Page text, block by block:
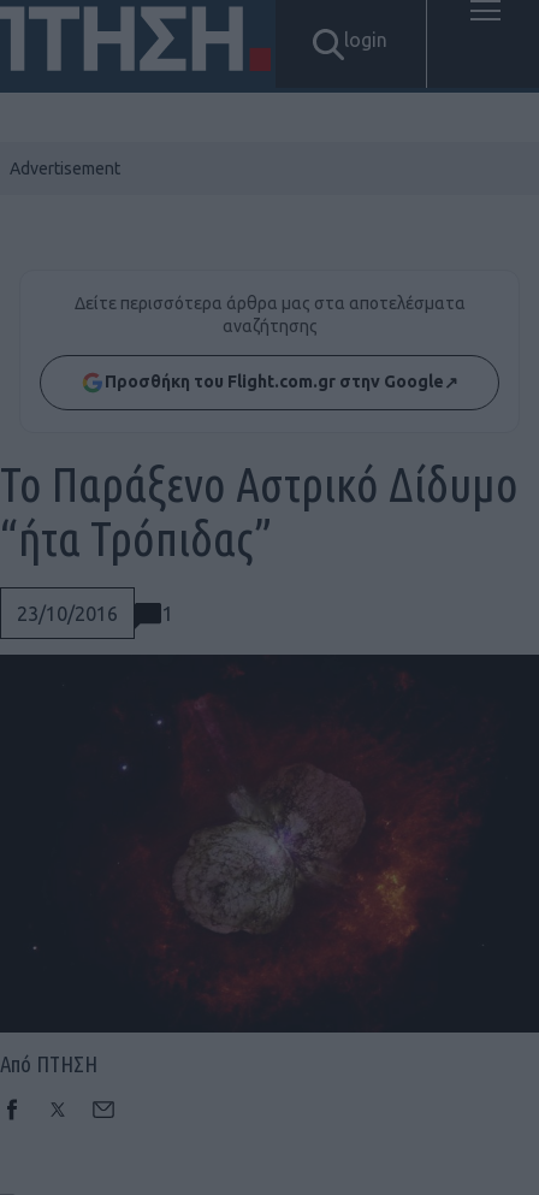
login
Δείτε περισσότερα άρθρα μας στα αποτελέσματα
αναζήτησης
Προσθήκη του Flight.com.gr στην Google↗
23/10/2016 1
Το Παράξενο Αστρικό Δίδυμο
“ήτα Τρόπιδας”
Από ΠΤΗΣΗ